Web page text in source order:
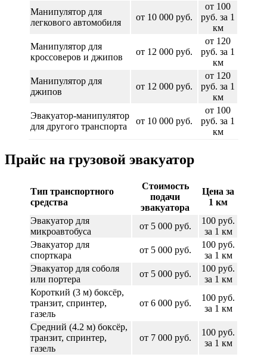
Манипулятор для
легкового автомобиля
от 10 000 руб.
от 100
руб. за 1
км
Манипулятор для
кроссоверов и джипов
от 12 000 руб.
от 120
руб. за 1
км
Манипулятор для
джипов
от 12 000 руб.
от 120
руб. за 1
км
Эвакуатор-манипулятор
для другого транспорта
от 10 000 руб.
от 100
руб. за 1
км
Прайс на грузовой эвакуатор
Тип транспортного
средства
Стоимость
подачи
эвакуатора
Цена за
1 км
Эвакуатор для
микроавтобуса
от 5 000 руб.
100 руб.
за 1 км
Эвакуатор для
спорткара
от 5 000 руб.
100 руб.
за 1 км
Эвакуатор для соболя
или портера
от 5 000 руб.
100 руб.
за 1 км
Короткий (3 м) боксёр,
транзит, спринтер,
газель
от 6 000 руб.
100 руб.
за 1 км
Средний (4.2 м) боксёр,
транзит, спринтер,
газель
от 7 000 руб.
100 руб.
за 1 км